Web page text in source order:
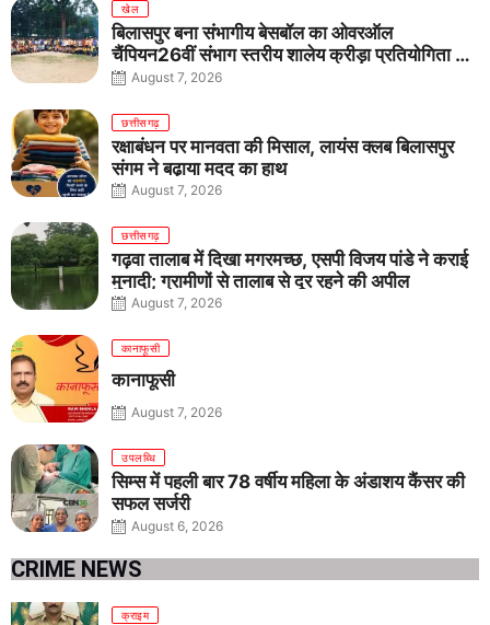
खेल
बिलासपुर बना संभागीय बेसबॉल का ओवरऑल
चैंपियन26वीं संभाग स्तरीय शालेय क्रीड़ा प्रतियोगिता में
तीनों आयु वर्गों में शानदार प्रदर्शन
August 7, 2026
छत्तीसगढ़
रक्षाबंधन पर मानवता की मिसाल, लायंस क्लब बिलासपुर
संगम ने बढ़ाया मदद का हाथ
August 7, 2026
छत्तीसगढ़
गढ़वा तालाब में दिखा मगरमच्छ, एसपी विजय पांडे ने कराई
मुनादी; ग्रामीणों से तालाब से दूर रहने की अपील
August 7, 2026
कानाफूसी
कानाफूसी
August 7, 2026
उपलब्धि
सिम्स में पहली बार 78 वर्षीय महिला के अंडाशय कैंसर की
सफल सर्जरी
August 6, 2026
CRIME NEWS
क्राइम